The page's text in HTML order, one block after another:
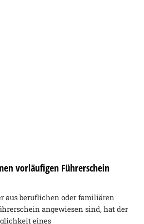
vorläufigen Führerschein
aus beruflichen oder familiären
angewiesen sind, hat der
eines